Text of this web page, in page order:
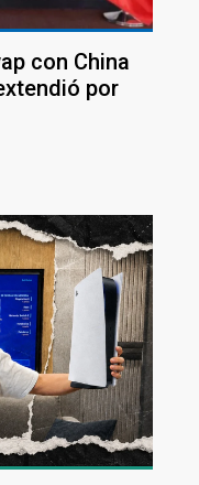
con China
por